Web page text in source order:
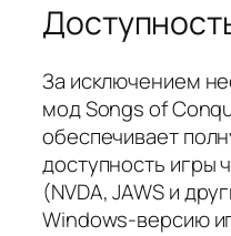
За исключением
мод Songs of
обеспечивает
доступность игры
(NVDA, JAWS и
Windows-версию